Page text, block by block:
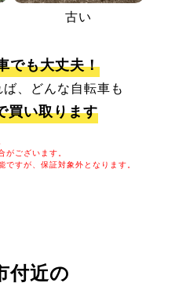
古い
でも大丈夫！
、どんな自転車も
買い取ります
ございます。
すが、保証対象外となります。
付近の